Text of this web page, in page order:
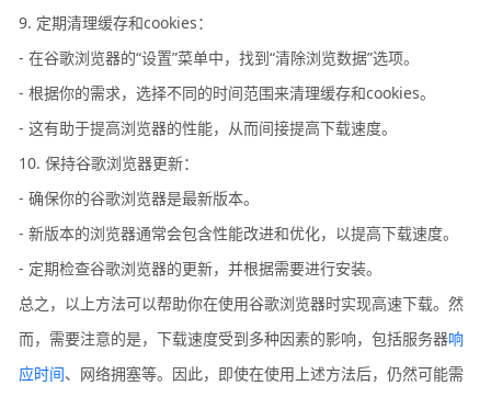
9. 定期清理缓存和cookies：
- 在谷歌浏览器的“设置”菜单中，找到“清除浏览数据”选项。
- 根据你的需求，选择不同的时间范围来清理缓存和cookies。
- 这有助于提高浏览器的性能，从而间接提高下载速度。
10. 保持谷歌浏览器更新：
- 确保你的谷歌浏览器是最新版本。
- 新版本的浏览器通常会包含性能改进和优化，以提高下载速度。
- 定期检查谷歌浏览器的更新，并根据需要进行安装。
总之，以上方法可以帮助你在使用谷歌浏览器时实现高速下载。然
而，需要注意的是，下载速度受到多种因素的影响，包括服务器响
应时间、网络拥塞等。因此，即使在使用上述方法后，仍然可能需